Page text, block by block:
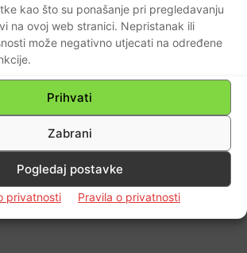
kao što su ponašanje pri pregledavanju
na ovoj web stranici. Nepristanak ili
može negativno utjecati na određene
Prihvati
Zabrani
Pogledaj postavke
privatnosti Pravila o privatnosti
Kontaktirajte nas
WordPress Theme by TagDiv